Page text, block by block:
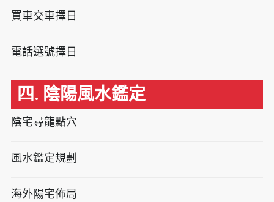
買車交車擇日
電話選號擇日
四. 陰陽風水鑑定
陰宅尋龍點穴
風水鑑定規劃
海外陽宅佈局